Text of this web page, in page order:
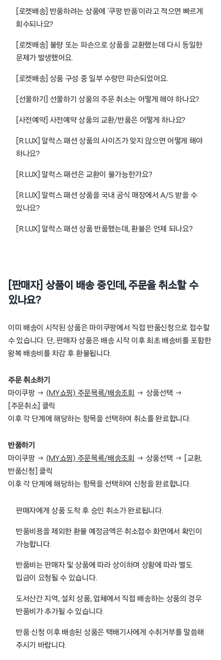
[로켓배송] 반품하려는 상품에 ‘쿠팡 반품’이라고 적으면 빠르게
회수되나요?
[로켓배송] 불량 또는 파손으로 상품을 교환했는데 다시 동일한
문제가 발생했어요.
[로켓배송] 상품 구성 중 일부 수량만 파손되었어요.
[선물하기] 선물하기 상품의 주문 취소는 어떻게 해야 하나요?
[사전예약] 사전예약 상품의 교환/반품은 어떻게 하나요?
[R.LUX] 알럭스 패션 상품의 사이즈가 맞지 않으면 어떻게 해야
하나요?
[R.LUX] 알럭스 패션은 교환이 불가능한가요?
[R.LUX] 알럭스 패션 상품을 국내 공식 매장에서 A/S 받을 수
있나요?
[R.LUX] 알럭스 패션 상품 반품했는데, 환불은 언제 되나요?
[판매자] 상품이 배송 중인데, 주문을 취소할 수
있나요?
이미 배송이 시작된 상품은 마이쿠팡에서 직접 반품신청으로 접수할
수 있습니다. 단, 판매자 상품은 배송 시작 이후 최초 배송비를 포함한
왕복 배송비를 차감 후 환불됩니다.
주문 취소하기
마이쿠팡 → (MY쇼핑) 주문목록/배송조회
→ 상품선택 →
[주문취소] 클릭
이후 각 단계에 해당하는 항목을 선택하여 취소를 완료합니다.
반품하기
마이쿠팡 → (MY쇼핑) 주문목록/배송조회
→ 상품선택 → [교환,
반품신청] 클릭
이후 각 단계에 해당하는 항목을 선택하여 신청을 완료합니다.
판매자에게 상품 도착 후 승인 취소가 완료됩니다.
반품비용을 제외한 환불 예정금액은 취소접수 화면에서 확인이
가능합니다.
반품비는 판매자 및 상품에 따라 상이하며 상황에 따라 별도
입금이 요청될 수 있습니다.
도서산간 지역, 설치 상품, 업체에서 직접 배송하는 상품의 경우
반품비가 추가될 수 있습니다.
반품 신청 이후 배송된 상품은 택배기사에게 수취거부를 말씀해
주시기 바랍니다.